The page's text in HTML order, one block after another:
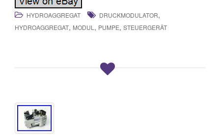
HYDROAGGREGAT DRUCKMODULATOR,
HYDROAGGREGAT, MODUL , PUMPE, STEUERGERÄT